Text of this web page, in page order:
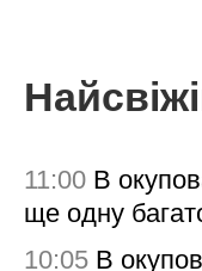
11:00 В
ще одну
10:05 В